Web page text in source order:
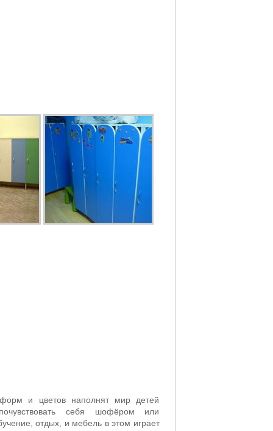
и цветов наполнят мир детей
себя шофёром или
отдых, и мебель в этом играет